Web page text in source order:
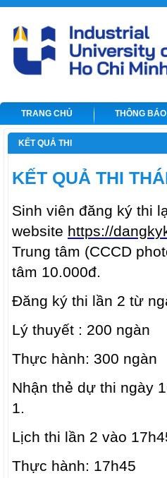
TRANG CHỦ THÔNG BÁO
KẾT QUẢ THI
KẾT QUẢ THI
Sinh viên đăng ký thi
website https://
Trung tâm (CCCD
tâm 10.000đ.
Đăng ký thi lần 2 từ
Lý thuyết : 200 ngàn
Thực hành: 300 ngàn
Nhận thẻ dự thi ngày
1.
Lịch thi lần 2 vào
Thực hành: 17h45